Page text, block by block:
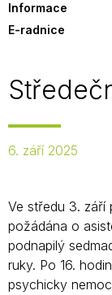
Informace
E-radnice
6. září 2025
Ve středu 3. září
požádána o
podnapilý
ruky. Po 16.
psychicky